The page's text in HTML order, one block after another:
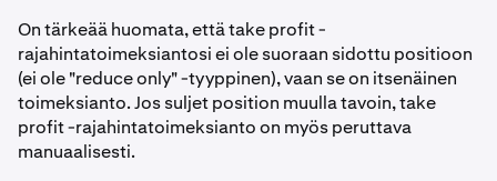
On tärkeää huomata, että take profit -
rajahintatoimeksiantosi ei ole suoraan sidottu positioon
(ei ole "reduce only" -tyyppinen), vaan se on itsenäinen
toimeksianto. Jos suljet position muulla tavoin, take
profit -rajahintatoimeksianto on myös peruttava
manuaalisesti.